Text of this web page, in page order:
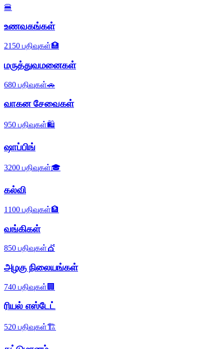
🍔
உணவகங்கள்
2150 பதிவுகள்🏥
மருத்துவமனைகள்
680 பதிவுகள்🚗
வாகன சேவைகள்
950 பதிவுகள்🛍️
ஷாப்பிங்
3200 பதிவுகள்🎓
கல்வி
1100 பதிவுகள்🏦
வங்கிகள்
850 பதிவுகள்💇
அழகு நிலையங்கள்
740 பதிவுகள் 🏢
ரியல் எஸ்டேட்
520 பதிவுகள்🏗️